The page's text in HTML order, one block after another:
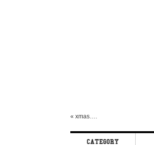
« xmas….
CATEGORY